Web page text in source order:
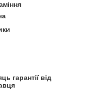
гарантії від